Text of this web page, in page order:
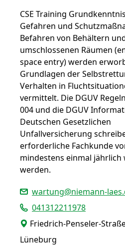
CSE Training
Gefahren und
Befahren von Behältern
umschlossenen Räumen
space entry) werden
Grundlagen der
Verhalten in
vermittelt. Die DGUV
004 und die DGUV
Deutschen Gesetzlichen
Unfallversicherung
erforderliche Fachkunde
mindestens einmal
werden.
wartung@niemann-
041312211978
Friedrich-Penseler-
Lüneburg